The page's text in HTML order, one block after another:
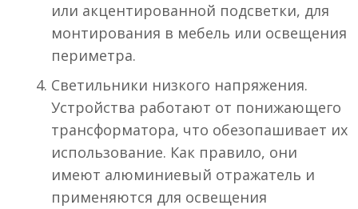
или акцентированной подсветки, для
монтирования в мебель или освещения
периметра.
Светильники низкого напряжения.
Устройства работают от понижающего
трансформатора, что обезопашивает их
использование. Как правило, они
имеют алюминиевый отражатель и
применяются для освещения